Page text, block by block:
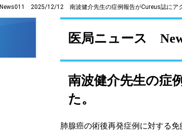
News011 2025/12/12 南波健介先生の症例報告がCureus誌にアク
医局ニュース
南波健介先生の症
た。
肺腺癌の術後再発症例に対する